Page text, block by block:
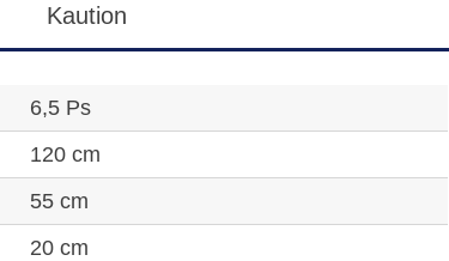
Kaution
6,5 Ps
120 cm
55 cm
20 cm